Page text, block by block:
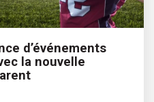
d’événements
la nouvelle